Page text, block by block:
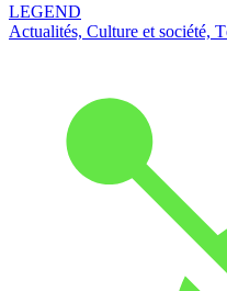
LEGEND
Actualités, Culture et société,